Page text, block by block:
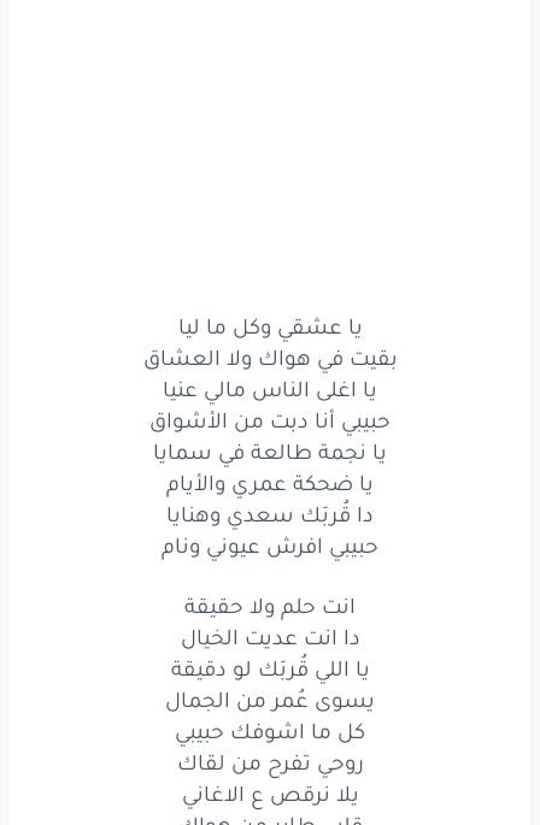
يا نجمةطالعةفيسمايا
يا ضحكةعمريوالأيام
دا قُربَكسعديوهنايا
حبيبيافرشعيوني
انتحلمولاحقيقة
يا الليقُربَك لودقيقة
يسوىعُمر منالجمال
كلما اشوفكحبيبي
روحيتفرحمنلقاك
يا عشقي وكل ما ليا
بقيت في هواك ولا العشاق
يا اغلى الناس مالي عنيا
حبيبي أنا دبت من الأشواق
يا نجمة طالعة في سمايا
يا ضحكة عمري والأيام
دا قُربَك سعدي وهنايا
حبيبي افرش عيوني ونام
انت حلم ولا حقيقة
دا انت عديت الخيال
يا اللي قُربَك لو دقيقة
يسوى عُمر من الجمال
كل ما اشوفك حبيبي
روحي تفرح من لقاك
يلا نرقص ع الاغاني